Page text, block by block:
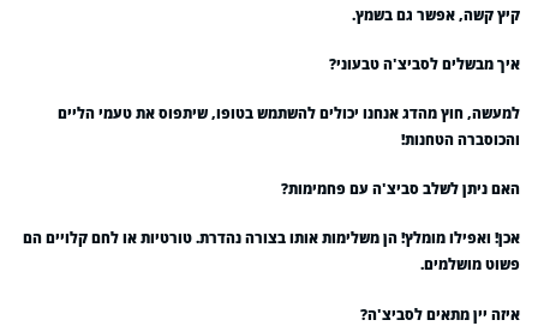
קיץ קשה, אפשר גם בשמץ.
איך מבשלים לסביצ'ה טבעוני?
למעשה, חוץ מהדג אנחנו יכולים להשתמש בטופו, שיתפוס את טעמי הליים
והכוסברה הטחנות!
האם ניתן לשלב סביצ'ה עם פחמימות?
אכן! ואפילו מומלץ! הן משלימות אותו בצורה נהדרת. טורטיות או לחם קלויים הם
פשוט מושלמים.
איזה יין מתאים לסביצ'ה?